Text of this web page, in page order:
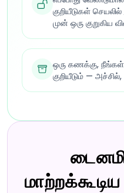
குறியீடுகள் செயலில்
முன் ஒரு குறுகிய
ஒரு கணக்கு,
குறியீடும் —